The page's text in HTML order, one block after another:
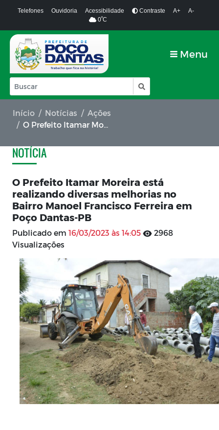
Telefones Ouvidoria Acessibilidade Contraste A+
A-
0ºC
Menu
Início Notícias
Ações
O Prefeito Itamar Moreira está realizando diversas melhorias no Bairro Manoel Francisco Ferreira em Poço Dantas-PB
NOTÍCIA
O Prefeito Itamar Moreira está
realizando diversas melhorias no
Bairro Manoel Francisco Ferreira em
Poço Dantas-PB
Publicado em 16/03/2023 às 14:05
2968
Visualizações